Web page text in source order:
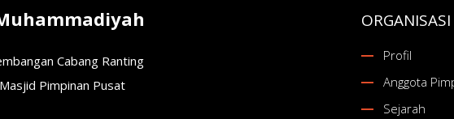
Cabang Ranting
Pimpinan Pusat
ORGANISASI
Profil
Anggota
Sejarah